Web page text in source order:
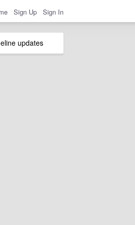
Sign Up Sign In
updates